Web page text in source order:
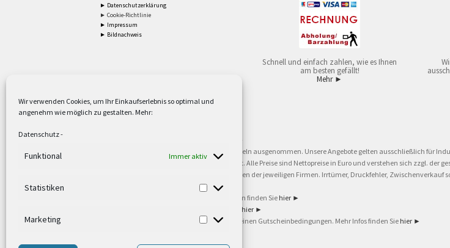
Wir verwenden Cookies, um Ihr Einkaufserlebnis so optimal und
angenehm wie möglich zu gestalten. Mehr:
Datenschutz-
Funktional Immer aktiv
Statistiken
Marketing
► Datenschutzerklärung
► Cookie-Richtlinie
► Impressum
► Bildnachweis
Schnell und einfach zahlen, wie es Ihnen
am besten gefällt!
Mehr ►
Versandkostenfrei ab 59,90 € Nettowarenwert. Inseln ausgenommen. Unsere Angebote gelten ausschließlich für
oder gewerblichen Tätigkeit. Kein Verkauf an privat. Alle Preise sind Nettopreise in Euro und verstehen sich zzgl.
sind Warenzeichen oder eingetragene Warenzeichen der jeweiligen Firmen. Irrtümer, Druckfehler,
Weitere Informationen und Zahlungsbedingungen finden Sie hier ►
hier ►
Ab 79,- Nettowarenwert. Es gelten unsere allgemeinen Gutscheinbedingungen. Mehr Infos finden Sie hier ►
©2002-2021 TEUTO LICHT GmbH